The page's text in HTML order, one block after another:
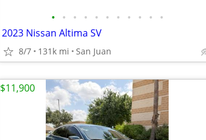
• • • • • • • • • • •
2023 Nissan Altima SV
8/7 131k mi San Juan
$11,900